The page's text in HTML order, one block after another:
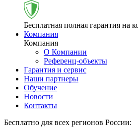
Бесплатная полная гарантия на
Компания
Компания
О Компании
Референц-объекты
Гарантия и сервис
Наши партнеры
Обучение
Новости
Контакты
Бесплатно для всех регионов России: